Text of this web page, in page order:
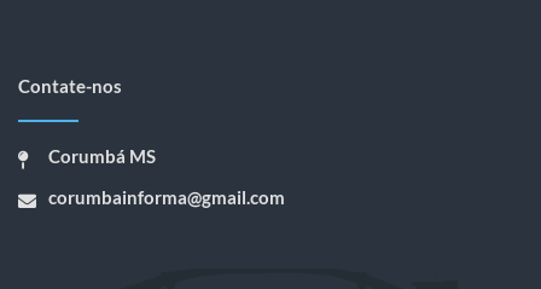
Contate-nos
Corumbá MS
corumbainforma@gmail.com